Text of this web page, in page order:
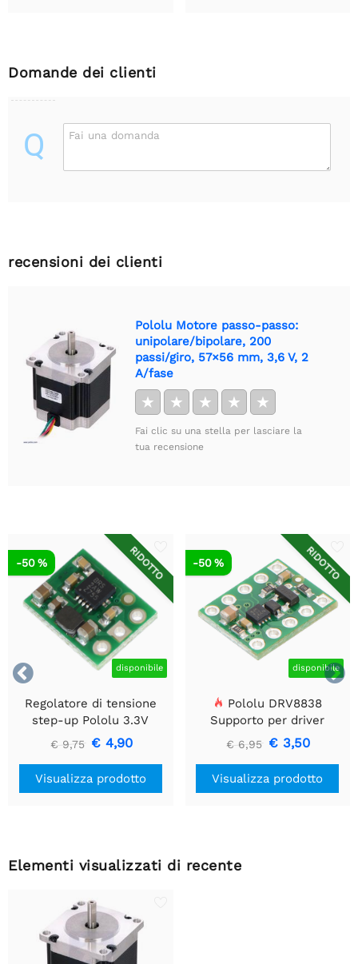
Domande dei clienti
Q Fai una domanda
recensioni dei clienti
Pololu Motore passo-passo:
unipolare/bipolare, 200
passi/giro, 57×56 mm, 3,6 V, 2
A/fase
★ ★ ★ ★ ★
Fai clic su una stella per lasciare la
tua recensione


RIDOTTO
disponibile
-50 %
Regolatore di tensione
step-up Pololu 3.3V
U1V10F3
€ 9,75 € 4,90
Visualizza prodotto
RIDOTTO
disponibile
-50 %
Pololu DRV8838
Supporto per driver
motore CC a spazzola
singola
€ 6,95 € 3,50
Visualizza prodotto
Elementi visualizzati di recente